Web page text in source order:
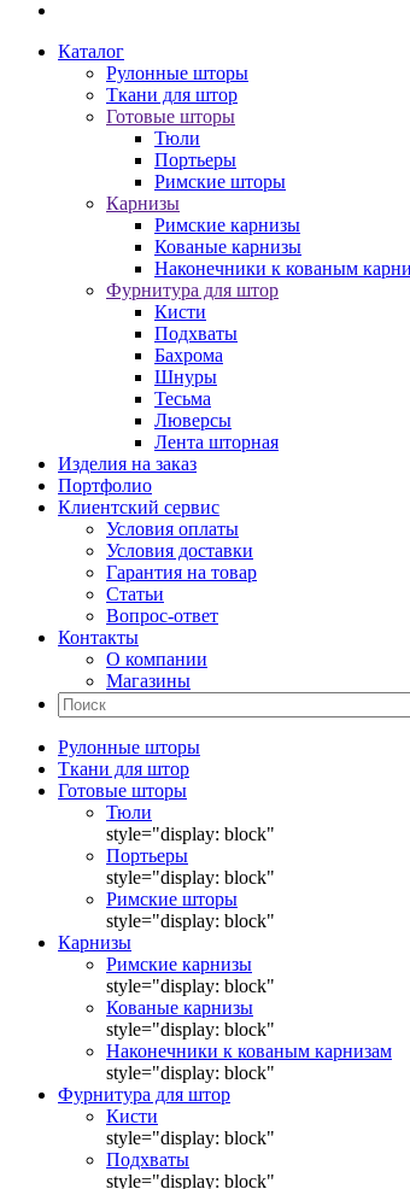
Каталог
Рулонные шторы
Ткани для штор
Готовые шторы
Тюли
Портьеры
Римские шторы
Карнизы
Римские карнизы
Кованые карнизы
Наконечники к кованым
Фурнитура для штор
Кисти
Подхваты
Бахрома
Шнуры
Тесьма
Люверсы
Лента шторная
Изделия на заказ
Портфолио
Клиентский сервис
Условия оплаты
Условия доставки
Гарантия на товар
Статьи
Вопрос-ответ
Контакты
О компании
Магазины
Рулонные шторы
Ткани для штор
Готовые шторы
Тюли
style="display: block"
Портьеры
style="display: block"
Римские шторы
style="display: block"
Карнизы
Римские карнизы
style="display: block"
Кованые карнизы
style="display: block"
Наконечники к кованым карнизам
style="display: block"
Фурнитура для штор
Кисти
style="display: block"
Подхваты
style="display: block"